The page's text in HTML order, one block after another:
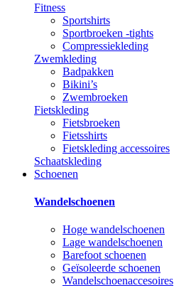
Fitness
Sportshirts
Sportbroeken -tights
Compressiekleding
Zwemkleding
Badpakken
Bikini’s
Zwembroeken
Fietskleding
Fietsbroeken
Fietsshirts
Fietskleding accessoires
Schaatskleding
Schoenen
Wandelschoenen
Hoge wandelschoenen
Lage wandelschoenen
Barefoot schoenen
Geïsoleerde schoenen
Wandelschoenaccesoires